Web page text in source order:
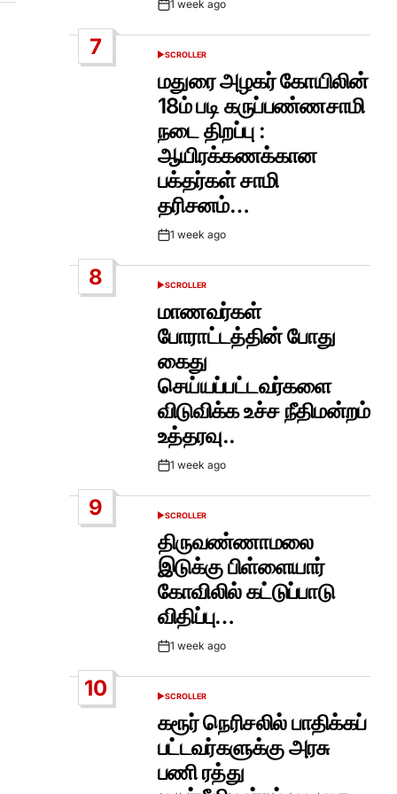
Post1 week ago
7
POSTED
SCROLLER
மதுரை அழகர் கோயிலின்
18ம் படி கருப்பண்ணசாமி
நடை திறப்பு :
ஆயிரக்கணக்கான
பக்தர்கள் சாமி
தரிசனம்…
Post1 week ago
8
POSTED
SCROLLER
மாணவர்கள்
போராட்டத்தின் போது
கைது
செய்யப்பட்டவர்களை
விடுவிக்க உச்ச நீதிமன்றம்
உத்தரவு..
Post1 week ago
9
POSTED
SCROLLER
திருவண்ணாமலை
இடுக்கு பிள்ளையார்
கோவிலில் கட்டுப்பாடு
விதிப்பு…
Post1 week ago
10
POSTED
SCROLLER
கரூர் நெரிசலில் பாதிக்கப்
பட்டவர்களுக்கு அரசு
பணி ரத்து